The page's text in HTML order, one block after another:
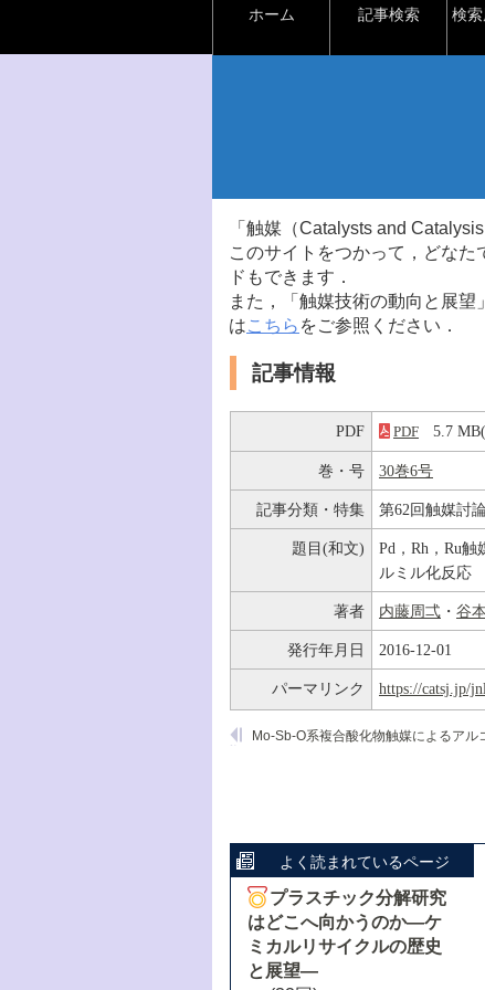
ホーム 記事検索 検
「触媒（Catalysts and
このサイトをつかって，どな
ドもできます．
また，「触媒技術の動向と展
はこちら をご参照ください．
記事情報
PDF PDF 5.7
巻・号 30巻6号
記事分類・特集 第62回触媒討
題目(和文)
Pd，Rh，Ru
ルミル化反応
著者 内藤周弌 ・ 谷
発行年月日 2016-12-01
パーマリンク https://catsj.jp/
よく読まれているページ
プラスチック分解研究
はどこへ向かうのか―ケ
ミカルリサイクルの歴史
と展望―